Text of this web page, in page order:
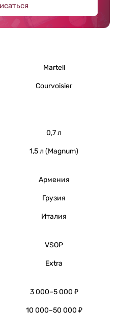
Martell
Courvoisier
0,7 л
1,5 л (Magnum)
Армения
Грузия
Италия
VSOP
Extra
3 000–5 000 ₽
10 000–50 000 ₽